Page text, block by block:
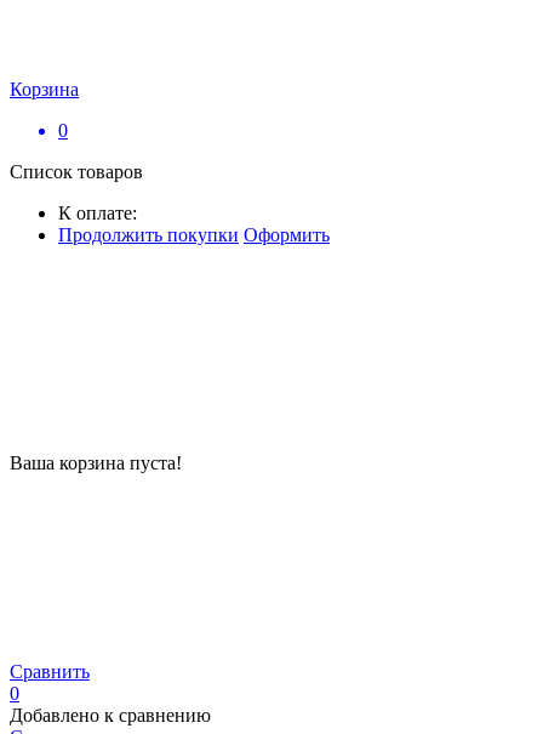
Корзина
0
Список товаров
К оплате:
Продолжить покупки Оформить
Ваша корзина пуста!
Сравнить
0
Добавлено к сравнению